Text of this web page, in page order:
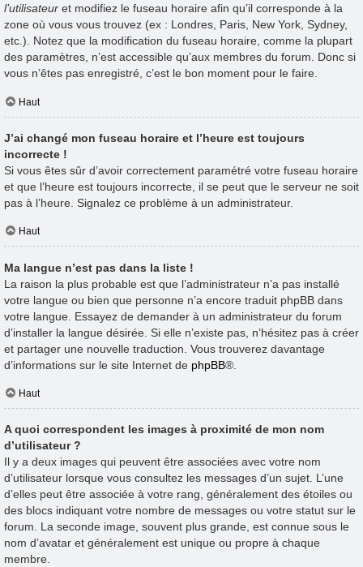
l’utilisateur et modifiez le fuseau horaire afin qu’il corresponde à la
zone où vous vous trouvez (ex : Londres, Paris, New York, Sydney,
etc.). Notez que la modification du fuseau horaire, comme la plupart
des paramètres, n’est accessible qu’aux membres du forum. Donc si
vous n’êtes pas enregistré, c’est le bon moment pour le faire.
Haut
J’ai changé mon fuseau horaire et l’heure est toujours
incorrecte !
Si vous êtes sûr d’avoir correctement paramétré votre fuseau horaire
et que l’heure est toujours incorrecte, il se peut que le serveur ne soit
pas à l’heure. Signalez ce problème à un administrateur.
Haut
Ma langue n’est pas dans la liste !
La raison la plus probable est que l’administrateur n’a pas installé
votre langue ou bien que personne n’a encore traduit phpBB dans
votre langue. Essayez de demander à un administrateur du forum
d’installer la langue désirée. Si elle n’existe pas, n’hésitez pas à créer
et partager une nouvelle traduction. Vous trouverez davantage
d’informations sur le site Internet de phpBB®.
Haut
A quoi correspondent les images à proximité de mon nom
d’utilisateur ?
Il y a deux images qui peuvent être associées avec votre nom
d’utilisateur lorsque vous consultez les messages d’un sujet. L’une
d’elles peut être associée à votre rang, généralement des étoiles ou
des blocs indiquant votre nombre de messages ou votre statut sur le
forum. La seconde image, souvent plus grande, est connue sous le
nom d’avatar et généralement est unique ou propre à chaque
membre.